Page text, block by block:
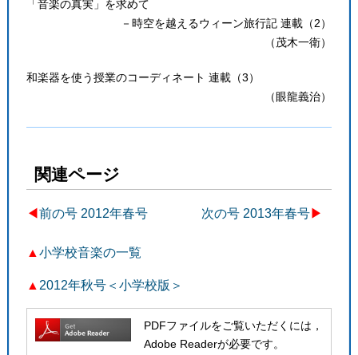
「音楽の真実」を求めて
－時空を越えるウィーン旅行記 連載（2）
（茂木一衛）
和楽器を使う授業のコーディネート 連載（3）
（眼龍義治）
関連ページ
◀︎前の号 2012年春号 次の号 2013年春号▶
▲ 小学校音楽の一覧
▲ 2012年秋号＜小学校版＞
PDFファイルをご覧いただくには，
Adobe Readerが必要です。